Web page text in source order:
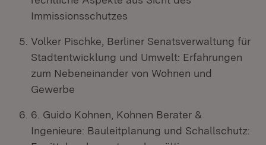
Immissionsschutzes
Volker Pischke, Berliner Senatsverwaltung für
Stadtentwicklung und Umwelt: Erfahrungen
zum Nebeneinander von Wohnen und
Gewerbe
6. Guido Kohnen, Kohnen Berater &
Ingenieure: Bauleitplanung und Schallschutz: